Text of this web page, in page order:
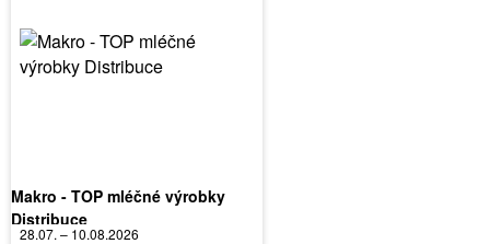
Makro - TOP mléčné výrobky
Distribuce
28.07. – 10.08.2026